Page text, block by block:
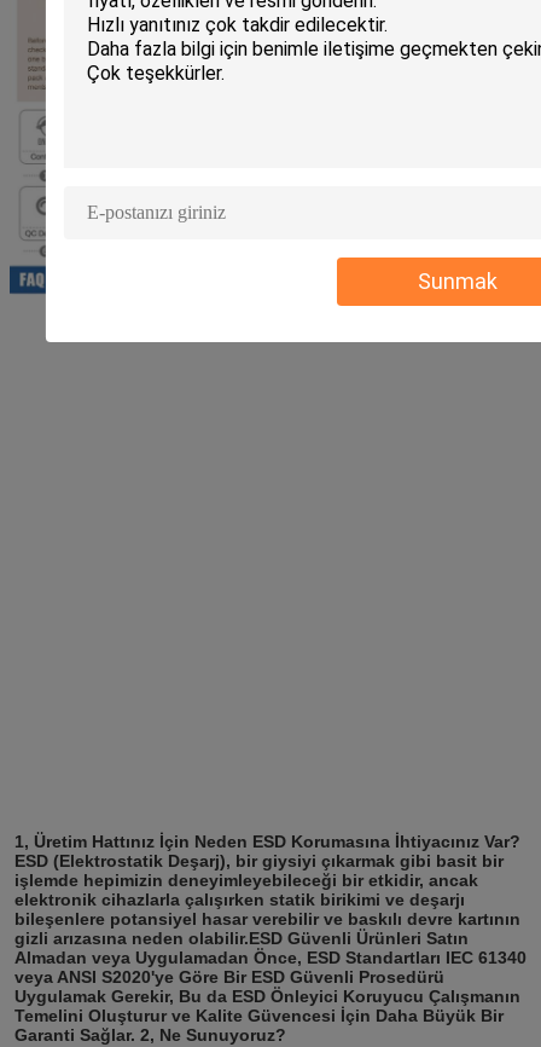
Sunmak
1, Üretim Hattınız İçin Neden ESD Korumasına İhtiyacınız Var?
ESD (Elektrostatik Deşarj), bir giysiyi çıkarmak gibi basit bir
işlemde hepimizin deneyimleyebileceği bir etkidir, ancak
elektronik cihazlarla çalışırken statik birikimi ve deşarjı
bileşenlere potansiyel hasar verebilir ve baskılı devre kartının
gizli arızasına neden olabilir.ESD Güvenli Ürünleri Satın
Almadan veya Uygulamadan Önce, ESD Standartları IEC 61340
veya ANSI S2020'ye Göre Bir ESD Güvenli Prosedürü
Uygulamak Gerekir, Bu da ESD Önleyici Koruyucu Çalışmanın
Temelini Oluşturur ve Kalite Güvencesi İçin Daha Büyük Bir
Garanti Sağlar. 2, Ne Sunuyoruz?